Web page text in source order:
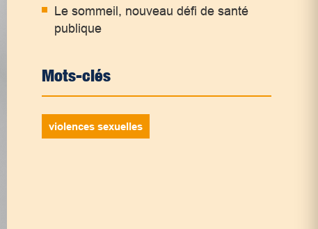
Le sommeil, nouveau défi de santé
publique
Mots-clés
violences sexuelles